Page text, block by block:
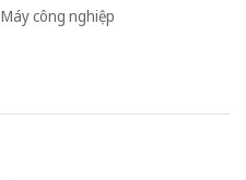
Máy công nghiệp